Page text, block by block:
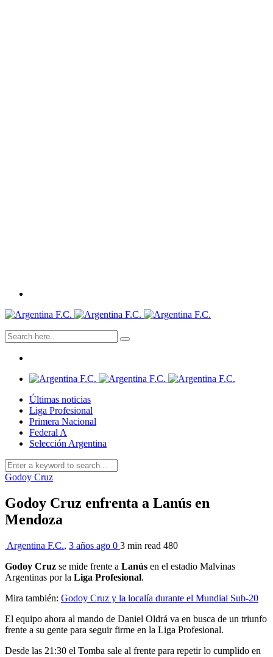
Últimas noticias
Liga Profesional
Primera Nacional
Federal A
Selección Argentina
Godoy Cruz
Godoy Cruz enfrenta a Lanús en
Mendoza
Argentina F.C., 3 años ago 0 3 min read 480
Godoy Cruz se mide frente a Lanús en el estadio Malvinas
Argentinas por la Liga Profesional.
Mira también: Godoy Cruz y la localía durante el Mundial Sub-20
El equipo ahora al mando de Daniel Oldrá va en busca de un triunfo
frente a su gente para seguir firme en la Liga Profesional.
Desde las 21:30 el Tomba sale al frente para repetir lo cumplido en